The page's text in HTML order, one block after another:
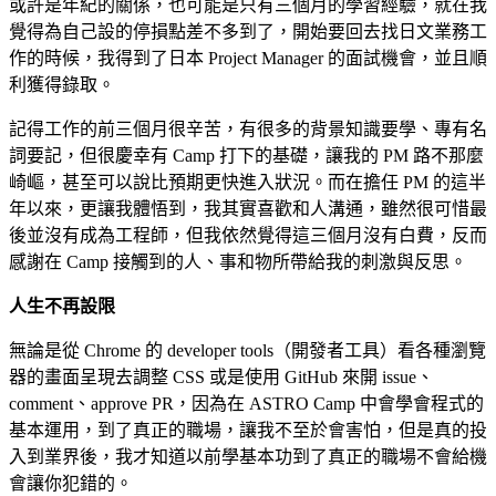
或許是年紀的關係，也可能是只有三個月的學習經驗，就在我
覺得為自己設的停損點差不多到了，開始要回去找日文業務工
作的時候，我得到了日本 Project Manager 的面試機會，並且順
利獲得錄取。
記得工作的前三個月很辛苦，有很多的背景知識要學、專有名
詞要記，但很慶幸有 Camp 打下的基礎，讓我的 PM 路不那麼
崎嶇，甚至可以說比預期更快進入狀況。而在擔任 PM 的這半
年以來，更讓我體悟到，我其實喜歡和人溝通，雖然很可惜最
後並沒有成為工程師，但我依然覺得這三個月沒有白費，反而
感謝在 Camp 接觸到的人、事和物所帶給我的刺激與反思。
人生不再設限
無論是從 Chrome 的 developer tools（開發者工具）看各種瀏覽
器的畫面呈現去調整 CSS 或是使用 GitHub 來開 issue、
comment、approve PR，因為在 ASTRO Camp 中會學會程式的
基本運用，到了真正的職場，讓我不至於會害怕，但是真的投
入到業界後，我才知道以前學基本功到了真正的職場不會給機
會讓你犯錯的。